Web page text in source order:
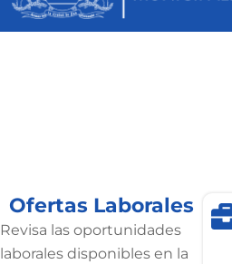
Ofertas Laborales
Revisa las oportunidades
laborales disponibles en la